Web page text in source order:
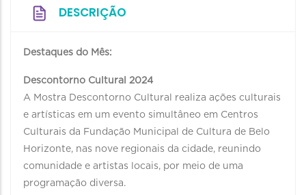
DESCRIÇÃO
Destaques do Mês:
Descontorno Cultural 2024
A Mostra Descontorno Cultural realiza ações culturais
e artísticas em um evento simultâneo em Centros
Culturais da Fundação Municipal de Cultura de Belo
Horizonte, nas nove regionais da cidade, reunindo
comunidade e artistas locais, por meio de uma
programação diversa.